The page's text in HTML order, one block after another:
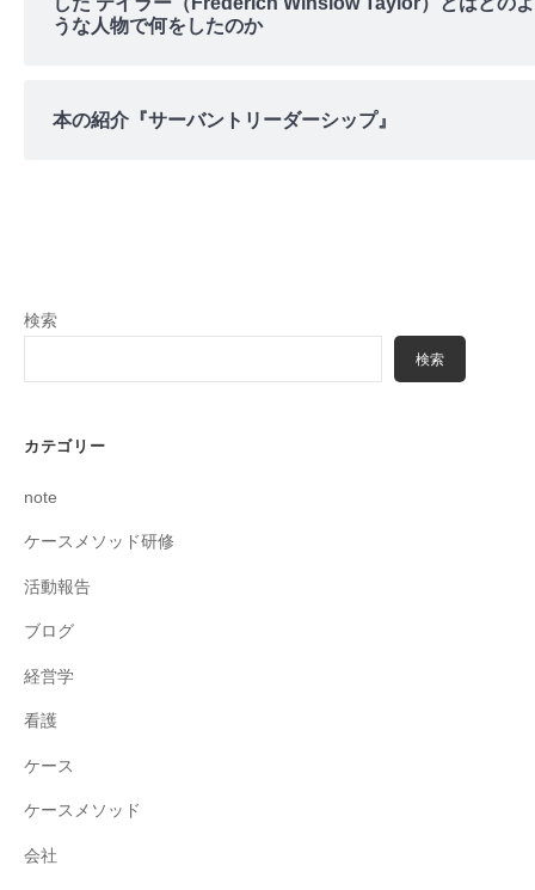
うな人物で何をしたのか
本の紹介『サーバントリーダーシップ』
検索
検索
カテゴリー
note
ケースメソッド研修
活動報告
ブログ
経営学
看護
ケース
ケースメソッド
会社